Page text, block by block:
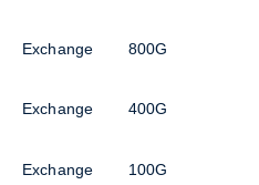
Exchange 800G
Exchange 400G
Exchange 100G